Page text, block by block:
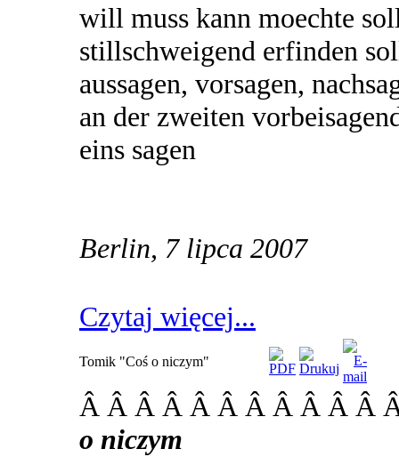
will muss kann moechte
stillschweigend erfinden
aussagen, vorsagen,
an der zweiten
eins sagen
Berlin, 7 lipca 2007
Czytaj więcej...
Tomik "Coś o niczym"
Â Â Â Â Â Â Â Â Â Â Â
o niczym